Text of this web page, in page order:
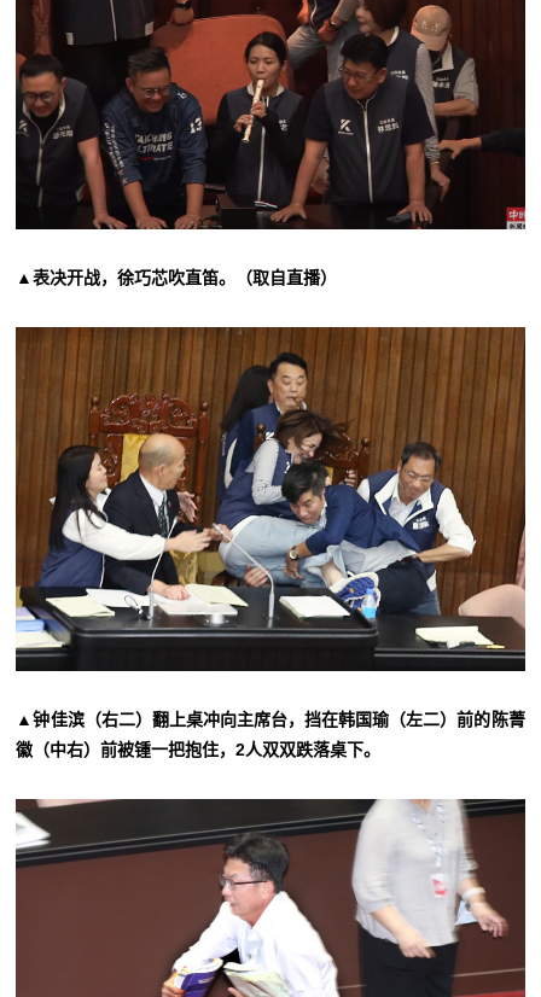
▲表决开战，徐巧芯吹直笛。（取自直播）
▲钟佳滨（右二）翻上桌冲向主席台，挡在韩国瑜（左二）前的陈菁
徽（中右）前被锺一把抱住，2人双双跌落桌下。